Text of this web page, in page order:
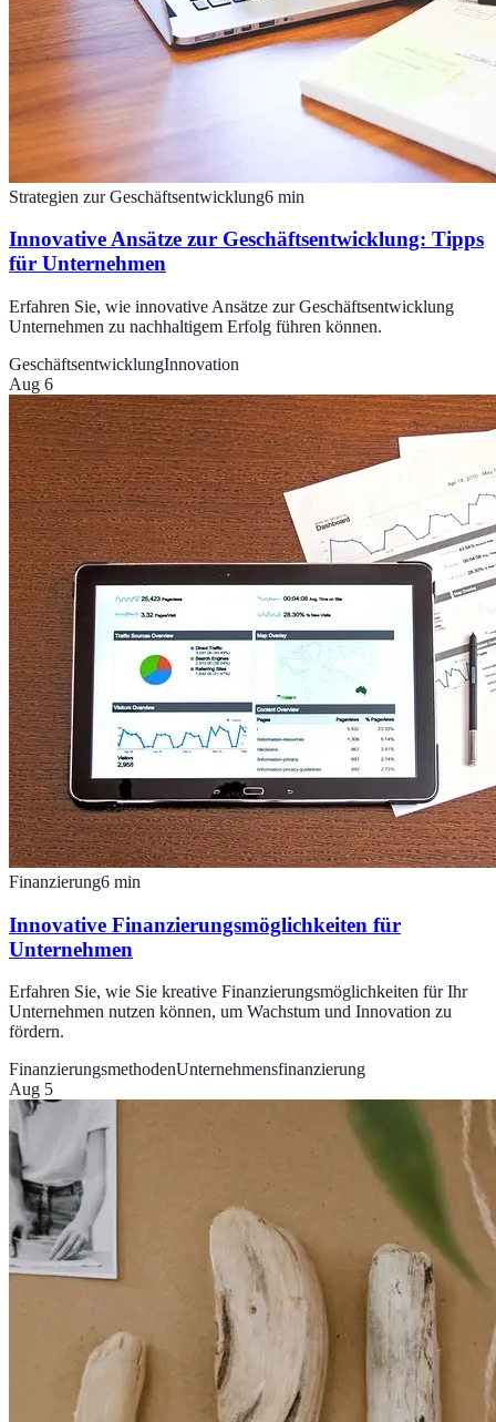
Strategien zur Geschäftsentwicklung6 min
Innovative Ansätze zur Geschäftsentwicklung: Tipps
für Unternehmen
Erfahren Sie, wie innovative Ansätze zur Geschäftsentwicklung
Unternehmen zu nachhaltigem Erfolg führen können.
GeschäftsentwicklungInnovation
Aug 6
Finanzierung6 min
Innovative Finanzierungsmöglichkeiten für
Unternehmen
Erfahren Sie, wie Sie kreative Finanzierungsmöglichkeiten für Ihr
Unternehmen nutzen können, um Wachstum und Innovation zu
fördern.
FinanzierungsmethodenUnternehmensfinanzierung
Aug 5